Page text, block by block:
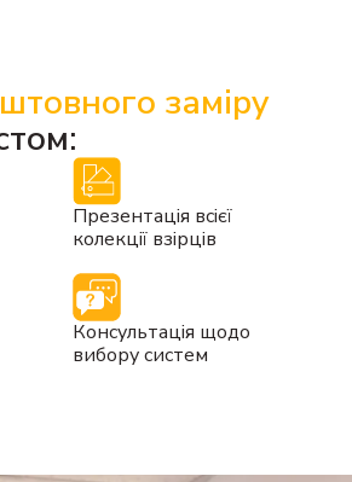
заміру
Презентація всієї
колекції взірців
Консультація щодо
вибору систем